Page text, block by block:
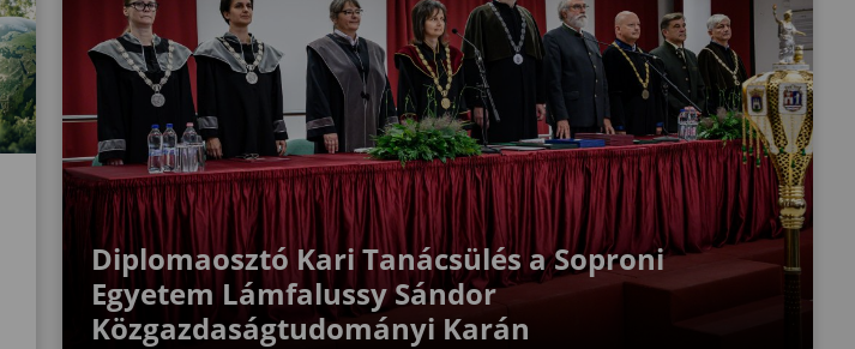
Diplomaosztó Kari Tanácsülés a Soproni
Egyetem Lámfalussy Sándor
Közgazdaságtudományi Karán